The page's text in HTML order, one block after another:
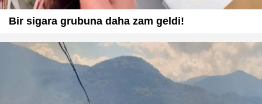
Bir sigara grubuna daha zam geldi!